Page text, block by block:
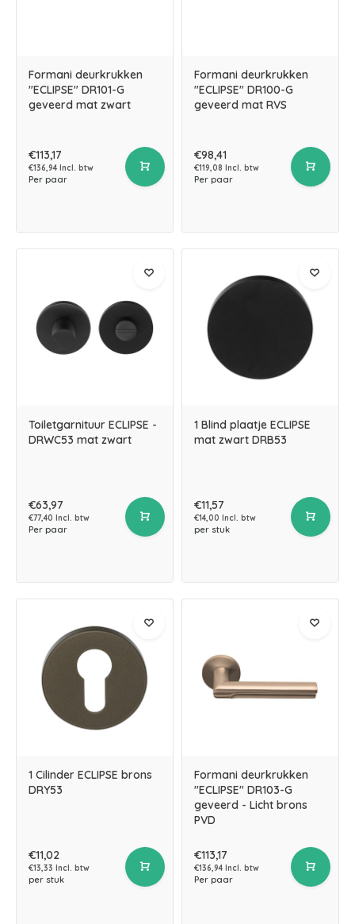
Formani deurkrukken
"ECLIPSE" DR101-G
geveerd mat zwart
€113,17
€136,94 Incl. btw
Per paar
Formani deurkrukken
"ECLIPSE" DR100-G
geveerd mat RVS
€98,41
€119,08 Incl. btw
Per paar
Toiletgarnituur ECLIPSE -
DRWC53 mat zwart
€63,97
€77,40 Incl. btw
Per paar
1 Blind plaatje ECLIPSE
mat zwart DRB53
€11,57
€14,00 Incl. btw
per stuk
1 Cilinder ECLIPSE brons
DRY53
€11,02
€13,33 Incl. btw
per stuk
Formani deurkrukken
"ECLIPSE" DR103-G
geveerd - Licht brons
PVD
€113,17
€136,94 Incl. btw
Per paar